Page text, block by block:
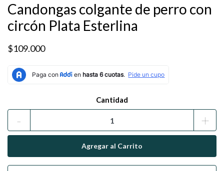
Candongas colgante de perro con
circón Plata Esterlina
$109.000
Cantidad
- +